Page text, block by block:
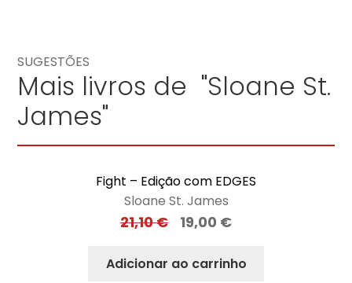
SUGESTÕES
Mais livros de "Sloane St.
James"
Fight – Edição com EDGES
Sloane St. James
21,10€ 19,00 €
Adicionar ao carrinho